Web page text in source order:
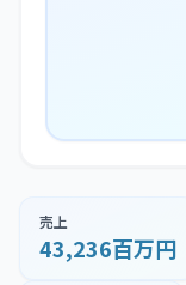
売上
43,236百万円